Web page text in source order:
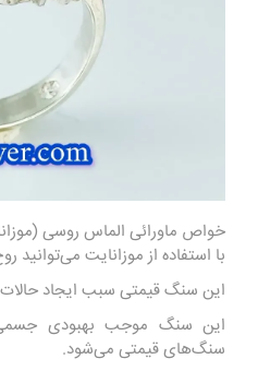
خواص ماورائی الماس روسی
با استفاده از موزانایت می‌توانید
این سنگ قیمتی سبب ایجاد
این سنگ موجب بهبودی جسمی
سنگ‌های قیمتی می‌شود.